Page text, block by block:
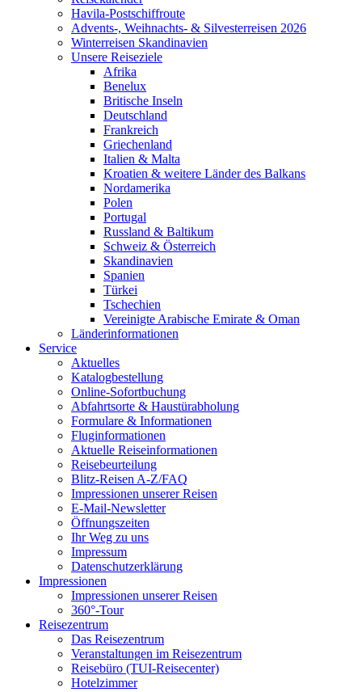
Havila-Postschiffroute
Advents-, Weihnachts- & Silvesterreisen 2026
Winterreisen Skandinavien
Unsere Reiseziele
Afrika
Benelux
Britische Inseln
Deutschland
Frankreich
Griechenland
Italien & Malta
Kroatien & weitere Länder des Balkans
Nordamerika
Polen
Portugal
Russland & Baltikum
Schweiz & Österreich
Skandinavien
Spanien
Türkei
Tschechien
Vereinigte Arabische Emirate & Oman
Länderinformationen
Service
Aktuelles
Katalogbestellung
Online-Sofortbuchung
Abfahrtsorte & Haustürabholung
Formulare & Informationen
Fluginformationen
Aktuelle Reiseinformationen
Reisebeurteilung
Blitz-Reisen A-Z/FAQ
Impressionen unserer Reisen
E-Mail-Newsletter
Öffnungszeiten
Ihr Weg zu uns
Impressum
Datenschutzerklärung
Impressionen
Impressionen unserer Reisen
360°-Tour
Reisezentrum
Das Reisezentrum
Veranstaltungen im Reisezentrum
Reisebüro (TUI-Reisecenter)
Hotelzimmer